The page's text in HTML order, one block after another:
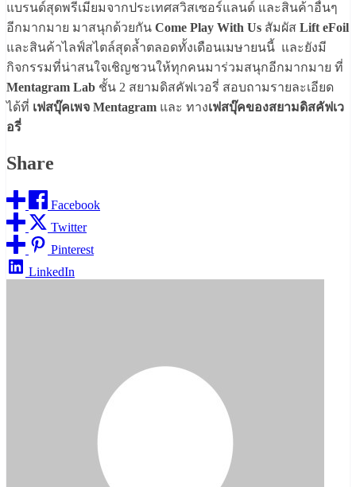
แบรนด์สุดพรีเมียมจากประเทศสวิสเซอร์แลนด์ และสินค้าอื่นๆ
อีกมากมาย มาสนุกด้วยกัน Come Play With Us สัมผัส Lift eFoil
และสินค้าไลฟ์สไตล์สุดล้ำตลอดทั้งเดือนเมษายนนี้ และยังมี
กิจกรรมที่น่าสนใจเชิญชวนให้ทุกคนมาร่วมสนุกอีกมากมาย ที่
Mentagram Lab ชั้น 2 สยามดิสคัฟเวอรี่ สอบถามรายละเอียด
ได้ที่ เฟสบุ๊คเพจ Mentagram และ ทางเฟสบุ๊คของสยามดิสคัฟเว
อรี่
Share
Facebook
Twitter
Pinterest
LinkedIn